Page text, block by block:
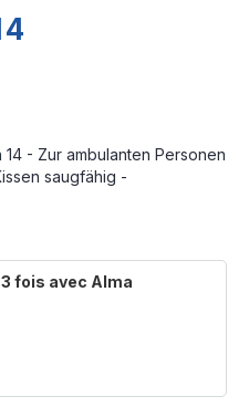
- Zur ambulanten Personen
saugfähig -
fois avec Alma